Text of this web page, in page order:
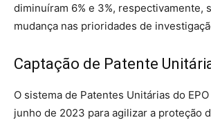
diminuíram 6% e 3%, respectivamente,
mudança nas prioridades de
Captação de Patente
O sistema de Patentes Unitárias do
junho de 2023 para agilizar a proteção